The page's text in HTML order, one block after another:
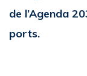
de l’Agenda
ports.